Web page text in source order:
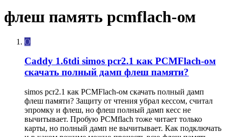
флеш память pcmflach-ом
O
Caddy 1.6tdi simos pcr2.1 как PCMFlach-ом
скачать полный дамп флеш памяти?
simos pcr2.1 как PCMFlach-ом скачать полный дамп
флеш памяти? Защиту от чтения убрал кессом, считал
эпромку и флеш, но флеш полный дамп кесс не
вычитывает. Пробую PCMflach тоже читает только
карты, но полный дамп не вычитывает. Как подключать